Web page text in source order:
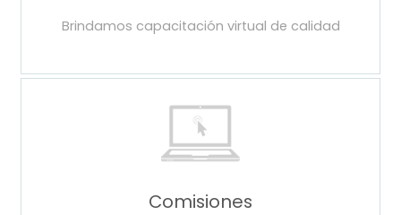
Brindamos capacitación virtual de calidad
Comisiones